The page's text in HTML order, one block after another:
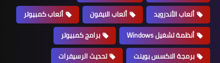
ألعاب الأندرويد
ألعاب الايفون
ألعاب كمبيوتر
أنظمة تشغيل Windows
برامج كمبيوتر
برمجة الاكسس بوينت
تحديث الرسيفرات